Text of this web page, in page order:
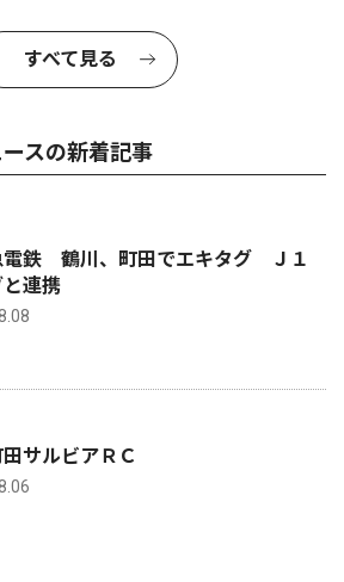
すべて見る
スの新着記事
電鉄 鶴川、町田でエキタグ Ｊ１
連携
サルビアＲＣ